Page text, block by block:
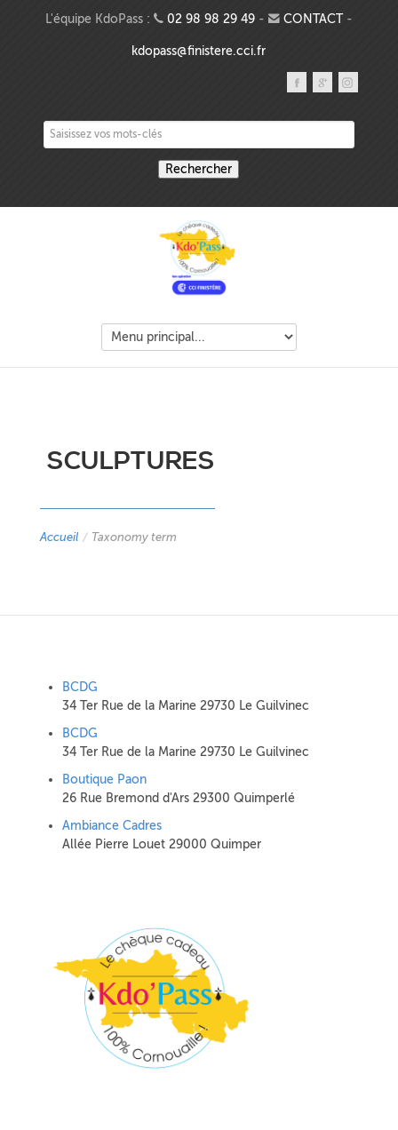
Aller au contenu principal
L'équipe KdoPass : 02 98 98 29 49- CONTACT-
kdopass@finistere.cci.fr
Saisissez vos mots-clés
SCULPTURES
Accueil / Taxonomy term
BCDG
34 Ter Rue de la Marine 29730 Le Guilvinec
BCDG
34 Ter Rue de la Marine 29730 Le Guilvinec
Boutique Paon
26 Rue Bremond d'Ars 29300 Quimperlé
Ambiance Cadres
Allée Pierre Louet 29000 Quimper